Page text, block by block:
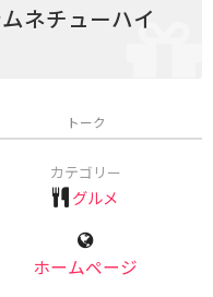
ネチューハイ
トーク
カテゴリー
グルメ
ホームページ